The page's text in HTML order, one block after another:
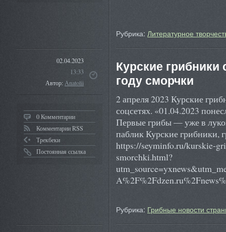
Рубрика: Литературное
02.04.2023
13:33
Автор:Anatolii
0 Комментарии
Комментарии RSS
Трекбеки
Постоянная ссылка
Курские
году сморчки
2 апреля 2023 Курские
соцсетях. «01.04.2023
Первые грибы — уже в
паблик Курские грибники,
https://seyminfo.ru/kurskie-
smorchki.html?
Рубрика: Грибные новости